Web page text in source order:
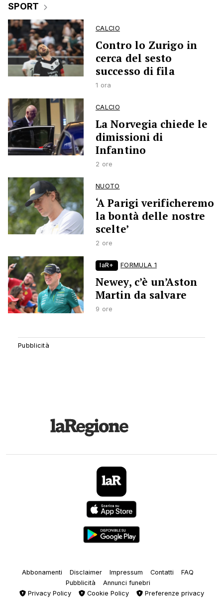
SPORT
CALCIO
Contro lo Zurigo in
cerca del sesto
successo di fila
1 ora
CALCIO
La Norvegia chiede le
dimissioni di
Infantino
2 ore
NUOTO
‘A Parigi verificheremo
la bontà delle nostre
scelte’
2 ore
laR+ FORMULA 1
Newey, c’è un’Aston
Martin da salvare
9 ore
Abbonamenti Disclaimer Impressum Contatti
FAQ
Pubblicità
Annunci funebri
Privacy Policy
Cookie Policy Preferenze privacy